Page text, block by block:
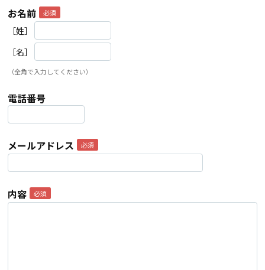
お名前
［姓］
［名］
（全角で入力してください）
電話番号
メールアドレス
内容